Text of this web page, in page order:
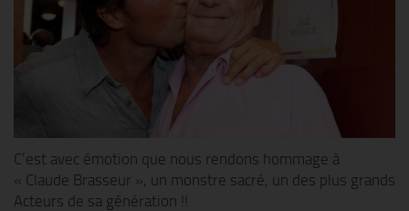
C’est avec émotion que nous rendons hommage à
« Claude Brasseur », un monstre sacré, un des plus grands
Acteurs de sa génération !!